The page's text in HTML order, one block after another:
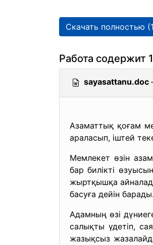
Скачать полностью
Работа содержит
sayasattanu.doc
Азаматтық қоғам
араласып, іштей
Мемлекет өзін
бар билікті
жыртқышқа
басуға дейін барады.
Адамның өзі
салықты үдетіп,
жазықсыз